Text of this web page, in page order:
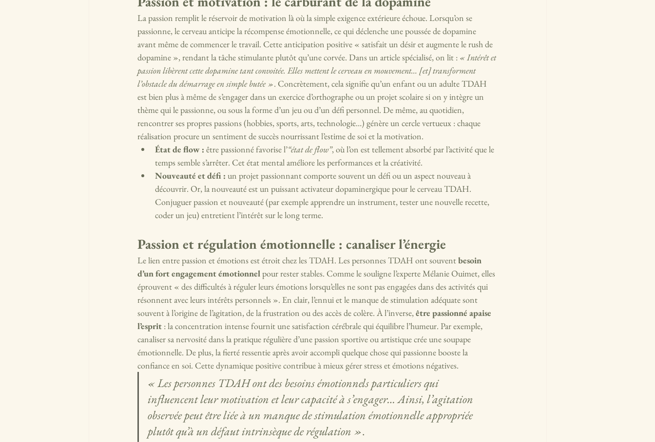
La passion remplit le réservoir de motivation là où la simple exigence extérieure échoue. Lorsqu’on se
passionne, le cerveau anticipe la récompense émotionnelle, ce qui déclenche une poussée de dopamine
avant même de commencer le travail. Cette anticipation positive « satisfait un désir et augmente le rush de
dopamine », rendant la tâche stimulante plutôt qu’une corvée. Dans un article spécialisé, on lit : « Intérêt et
passion libèrent cette dopamine tant convoitée. Elles mettent le cerveau en mouvement… [et] transforment
l’obstacle du démarrage en simple butée ». Concrètement, cela signifie qu’un enfant ou un adulte TDAH
est bien plus à même de s’engager dans un exercice d’orthographe ou un projet scolaire si on y intègre un
thème qui le passionne, ou sous la forme d’un jeu ou d’un défi personnel. De même, au quotidien,
rencontrer ses propres passions (hobbies, sports, arts, technologie…) génère un cercle vertueux : chaque
réalisation procure un sentiment de succès nourrissant l’estime de soi et la motivation.
État de flow : être passionné favorise l’“état de flow”, où l’on est tellement absorbé par l’activité que le
temps semble s’arrêter. Cet état mental améliore les performances et la créativité.
Nouveauté et défi : un projet passionnant comporte souvent un défi ou un aspect nouveau à
découvrir. Or, la nouveauté est un puissant activateur dopaminergique pour le cerveau TDAH.
Conjuguer passion et nouveauté (par exemple apprendre un instrument, tester une nouvelle recette,
coder un jeu) entretient l’intérêt sur le long terme.
Passion et régulation émotionnelle : canaliser l’énergie
Le lien entre passion et émotions est étroit chez les TDAH. Les personnes TDAH ont souvent besoin
d’un fort engagement émotionnel pour rester stables. Comme le souligne l’experte Mélanie Ouimet, elles
éprouvent « des difficultés à réguler leurs émotions lorsqu’elles ne sont pas engagées dans des activités qui
résonnent avec leurs intérêts personnels ». En clair, l’ennui et le manque de stimulation adéquate sont
souvent à l’origine de l’agitation, de la frustration ou des accès de colère. À l’inverse, être passionné apaise
l’esprit : la concentration intense fournit une satisfaction cérébrale qui équilibre l’humeur. Par exemple,
canaliser sa nervosité dans la pratique régulière d’une passion sportive ou artistique crée une soupape
émotionnelle. De plus, la fierté ressentie après avoir accompli quelque chose qui passionne booste la
confiance en soi. Cette dynamique positive contribue à mieux gérer stress et émotions négatives.
« Les personnes TDAH ont des besoins émotionnels particuliers qui
influencent leur motivation et leur capacité à s’engager… Ainsi, l’agitation
observée peut être liée à un manque de stimulation émotionnelle appropriée
plutôt qu’à un défaut intrinsèque de régulation ».